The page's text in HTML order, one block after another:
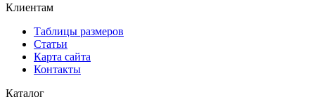
Клиентам
Таблицы размеров
Статьи
Карта сайта
Контакты
Каталог